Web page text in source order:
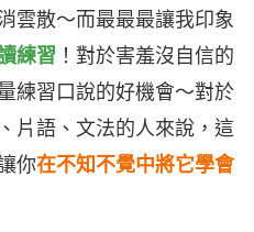
雲散～而最最最讓我印象
練習 ！對於害羞沒自信的
練習口說的好機會～對於
片語、文法的人來說，這
你在不知不覺中將它學會